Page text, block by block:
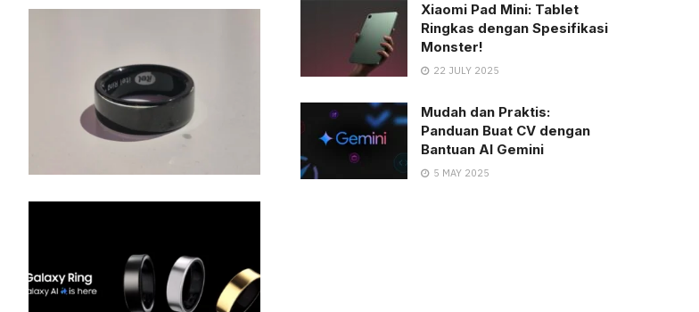
Xiaomi Pad Mini: Tablet
Ringkas dengan Spesifikasi
Monster!
22 JULY 2025
Mudah dan Praktis:
Panduan Buat CV dengan
Bantuan AI Gemini
5 MAY 2025